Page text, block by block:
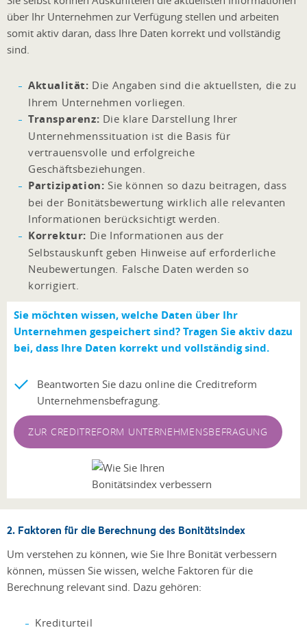
über Ihr Unternehmen zur Verfügung stellen und arbeiten
somit aktiv daran, dass Ihre Daten korrekt und vollständig
sind.
Aktualität: Die Angaben sind die aktuellsten, die zu
Ihrem Unternehmen vorliegen.
Transparenz: Die klare Darstellung Ihrer
Unternehmenssituation ist die Basis für
vertrauensvolle und erfolgreiche
Geschäftsbeziehungen.
Partizipation: Sie können so dazu beitragen, dass
bei der Bonitätsbewertung wirklich alle relevanten
Informationen berücksichtigt werden.
Korrektur: Die Informationen aus der
Selbstauskunft geben Hinweise auf erforderliche
Neubewertungen. Falsche Daten werden so
korrigiert.
Sie möchten wissen,welche Daten über Ihr
Unternehmen gespeichert sind? Tragen Sie aktiv dazu
bei, dass Ihre Daten korrekt und vollständig sind.
Beantworten Sie dazu online die Creditreform
Unternehmensbefragung.
ZUR CREDITREFORM UNTERNEHMENSBEFRAGUNG
2. Faktoren für die Berechnung des Bonitätsindex
Um verstehen zu können, wie Sie Ihre Bonität verbessern
können, müssen Sie wissen, welche Faktoren für die
Berechnung relevant sind. Dazu gehören:
Krediturteil